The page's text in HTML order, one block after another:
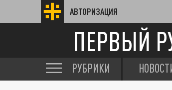
АВТОРИЗАЦИЯ
ПЕРВЫЙ
РУБРИКИ